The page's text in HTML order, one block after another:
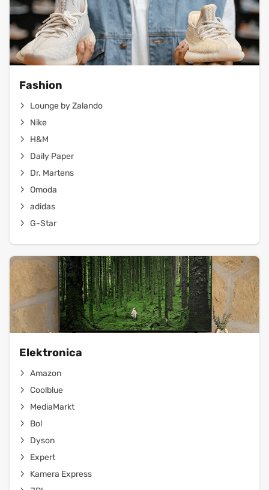
Fashion
Lounge by Zalando
Nike
H&M
Daily Paper
Dr. Martens
Omoda
adidas
G-Star
Elektronica
Amazon
Coolblue
MediaMarkt
Bol
Dyson
Expert
Kamera Express